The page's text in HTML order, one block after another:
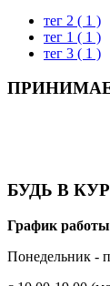
тег 2 ( 1 )
тег 1 ( 1 )
тег 3 ( 1 )
БУДЬ В
График
Понедельник -